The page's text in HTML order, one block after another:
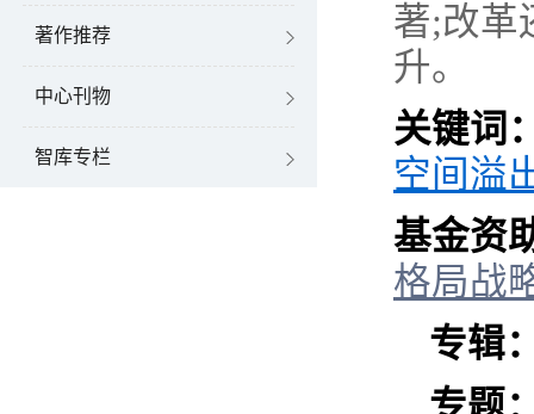
著作推荐
中心刊物
智库专栏
著;改革
升。
关键词
空间溢
基金资
格局战
专辑